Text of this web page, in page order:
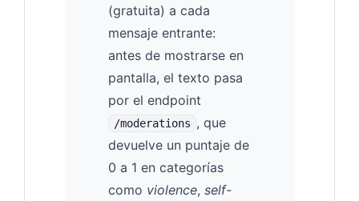
(gratuita) a cada
mensaje entrante:
antes de mostrarse en
pantalla, el texto pasa
por el endpoint
/moderations , que
devuelve un puntaje de
0 a 1 en categorías
como violence, self-